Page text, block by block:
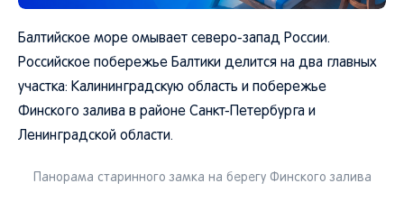
Балтийское море омывает северо-запад России.
Российское побережье Балтики делится на два главных
участка: Калининградскую область и побережье
Финского залива в районе Санкт-Петербурга и
Ленинградской области.
Панорама старинного замка на берегу Финского залива